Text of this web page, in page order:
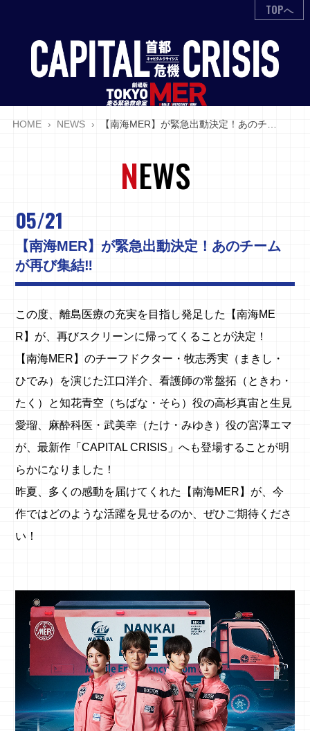
TOPへ
HOME NEWS
NEWS
05/21
【南海MER】が緊急出動決定！ あのチーム
が再び集結‼
この度、離島医療の充実を目指し発足した【南海ME
R】が、再びスクリーンに帰ってくることが決定！
【南海MER】のチーフドクター・牧志秀実（まきし・
ひでみ）を演じた江口洋介、看護師の常盤拓（ときわ・
たく）と知花青空（ちばな・そら）役の高杉真宙と生見
愛瑠、麻酔科医・武美幸（たけ・みゆき）役の宮澤エマ
が、最新作「CAPITAL CRISIS」へも登場することが明
らかになりました！
昨夏、多くの感動を届けてくれた【南海MER】が、今
作ではどのような活躍を見せるのか、ぜひご期待くださ
い！